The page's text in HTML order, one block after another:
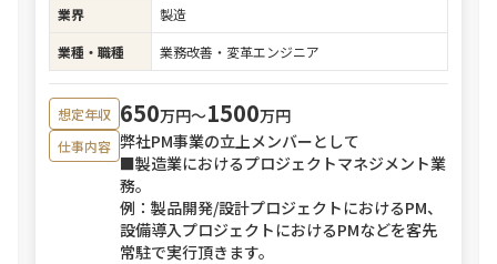
業界
製造
業種・職種
業務改善・変革エンジニア
想定年収 650万円〜1500万円
仕事内容 弊社PM事業の立上メンバーとして
■製造業におけるプロジェクトマネジメント業
務。
例：製品開発/設計プロジェクトにおけるPM、
設備導入プロジェクトにおけるPMなどを客先
常駐で実行頂きます。